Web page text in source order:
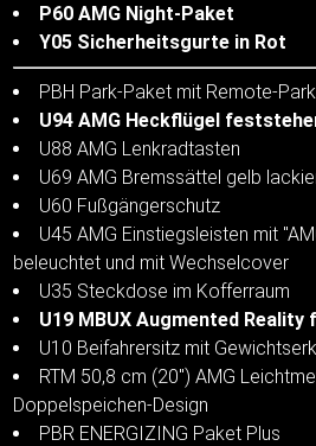
P60 AMG Night-Paket
Y05 Sicherheitsgurte in Rot
PBH Park-Paket mit Remote-
U94 AMG Heckflügel
U88 AMG Lenkradtasten
U69 AMG Bremssättel gelb
U60 Fußgängerschutz
U45 AMG Einstiegsleisten mit
beleuchtet und mit Wechselcover
U35 Steckdose im Kofferraum
U19 MBUX Augmented
U10 Beifahrersitz mit
RTM 50,8 cm (20") AMG
Doppelspeichen-Design
PBR ENERGIZING Paket Plus